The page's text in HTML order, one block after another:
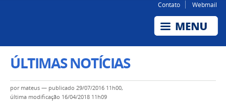
Contato Webmail
ÚLTIMAS NOTÍCIAS
por mateus — publicado 29/07/2016 11h00,
última modificação 16/04/2018 11h09